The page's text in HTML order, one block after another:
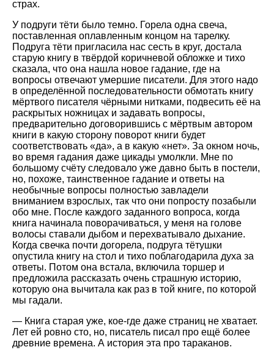
страх.
У подруги тёти было темно. Горела одна свеча,
поставленная оплавленным концом на тарелку.
Подруга тёти пригласила нас сесть в круг, достала
старую книгу в твёрдой коричневой обложке и тихо
сказала, что она нашла новое гадание, где на
вопросы отвечают умершие писатели. Для этого надо
в определённой последовательности обмотать книгу
мёртвого писателя чёрными нитками, подвесить её на
раскрытых ножницах и задавать вопросы,
предварительно договорившись с мёртвым автором
книги в какую сторону поворот книги будет
соответствовать «да», а в какую «нет». За окном ночь,
во время гадания даже цикады умолкли. Мне по
большому счёту следовало уже давно быть в постели,
но, похоже, таинственное гадание и ответы на
необычные вопросы полностью завладели
вниманием взрослых, так что они попросту позабыли
обо мне. После каждого заданного вопроса, когда
книга начинала поворачиваться, у меня на голове
волосы ставали дыбом и перехватывало дыхание.
Когда свечка почти догорела, подруга тётушки
опустила книгу на стол и тихо поблагодарила духа за
ответы. Потом она встала, включила торшер и
предложила рассказать очень страшную историю,
которую она вычитала как раз в той книге, по которой
мы гадали.
— Книга старая уже, кое-где даже страниц не хватает.
Лет ей ровно сто, но, писатель писал про ещё более
древние времена. А история эта про тараканов.